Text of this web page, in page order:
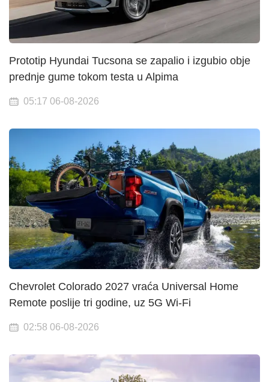
Prototip Hyundai Tucsona se zapalio i izgubio obje
prednje gume tokom testa u Alpima
05:17 06-08-2026
Chevrolet Colorado 2027 vraća Universal Home
Remote poslije tri godine, uz 5G Wi-Fi
02:58 06-08-2026